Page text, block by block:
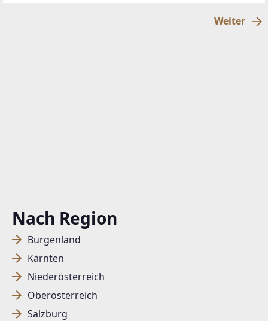
Nach Region
Burgenland
Kärnten
Niederösterreich
Oberösterreich
Salzburg
Weiter